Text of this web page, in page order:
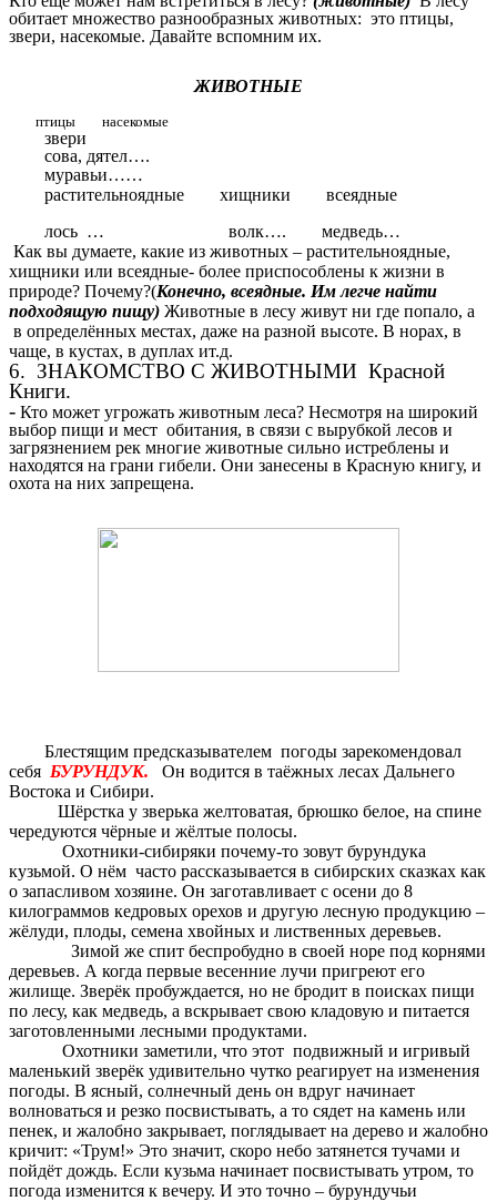
обитает множество разнообразных животных: это птицы,
звери, насекомые. Давайте вспомним их.
ЖИВОТНЫЕ
птицы насекомые
звери
сова, дятел….
муравьи……
растительноядные хищники всеядные
лось … волк…. медведь…
Как вы думаете, какие из животных – растительноядные,
хищники или всеядные- более приспособлены к жизни в
природе? Почему?(Конечно, всеядные. Им легче найти
подходящую пищу) Животные в лесу живут ни где попало, а
в определённых местах, даже на разной высоте. В норах, в
чаще, в кустах, в дуплах ит.д.
6. ЗНАКОМСТВО С ЖИВОТНЫМИ Красной
Книги.
- Кто может угрожать животным леса? Несмотря на широкий
выбор пищи и мест обитания, в связи с вырубкой лесов и
загрязнением рек многие животные сильно истреблены и
находятся на грани гибели. Они занесены в Красную книгу, и
охота на них запрещена.
Блестящим предсказывателем погоды зарекомендовал
себя БУРУНДУК.
Он водится в таёжных лесах Дальнего
Востока и Сибири.
Шёрстка у зверька желтоватая, брюшко белое, на спине
чередуются чёрные и жёлтые полосы.
Охотники-сибиряки почему-то зовут бурундука
кузьмой. О нём часто рассказывается в сибирских сказках как
о запасливом хозяине. Он заготавливает с осени до 8
килограммов кедровых орехов и другую лесную продукцию –
жёлуди, плоды, семена хвойных и лиственных деревьев.
Зимой же спит беспробудно в своей норе под корнями
деревьев. А когда первые весенние лучи пригреют его
жилище. Зверёк пробуждается, но не бродит в поисках пищи
по лесу, как медведь, а вскрывает свою кладовую и питается
заготовленными лесными продуктами.
Охотники заметили, что этот подвижный и игривый
маленький зверёк удивительно чутко реагирует на изменения
погоды. В ясный, солнечный день он вдруг начинает
волноваться и резко посвистывать, а то сядет на камень или
пенек, и жалобно закрывает, поглядывает на дерево и жалобно
кричит: «Трум!» Это значит, скоро небо затянется тучами и
пойдёт дождь. Если кузьма начинает посвистывать утром, то
погода изменится к вечеру. И это точно – бурундучьи